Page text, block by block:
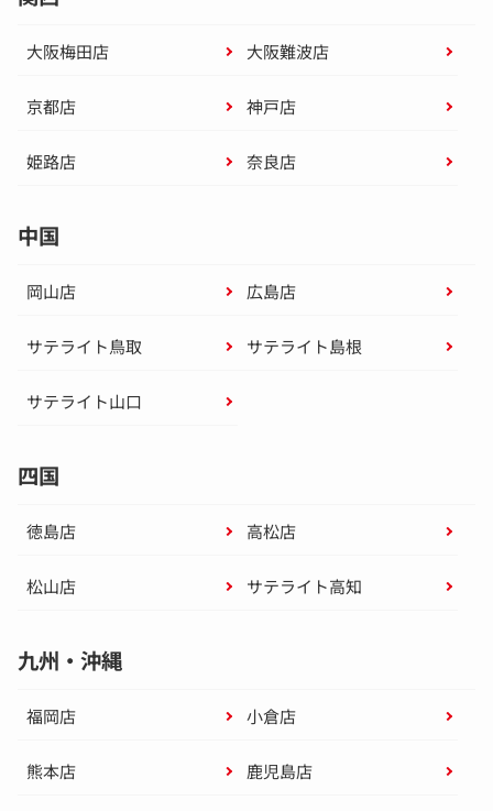
大阪梅田店 大阪難波店
京都店 神戸店
姫路店 奈良店
中国
岡山店 広島店
サテライト鳥取 サテライト島根
サテライト山口
四国
徳島店 高松店
松山店 サテライト高知
九州・沖縄
福岡店 小倉店
熊本店 鹿児島店